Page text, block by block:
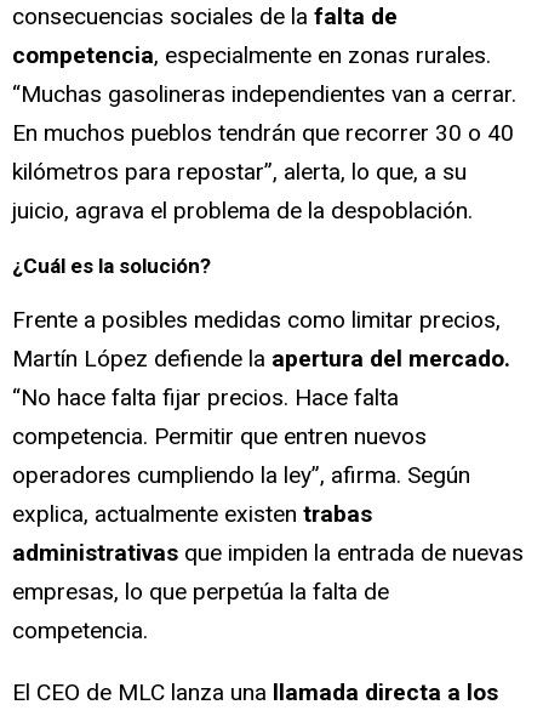
consecuencias sociales de la falta de
competencia, especialmente en zonas rurales.
“Muchas gasolineras independientes van a cerrar.
En muchos pueblos tendrán que recorrer 30 o 40
kilómetros para repostar”, alerta, lo que, a su
juicio, agrava el problema de la despoblación.
¿Cuál es la solución?
Frente a posibles medidas como limitar precios,
Martín López defiende la apertura del mercado.
“No hace falta fijar precios. Hace falta
competencia. Permitir que entren nuevos
operadores cumpliendo la ley”, afirma. Según
explica, actualmente existen trabas
administrativas que impiden la entrada de nuevas
empresas, lo que perpetúa la falta de
competencia.
El CEO de MLC lanza una llamada directa a los